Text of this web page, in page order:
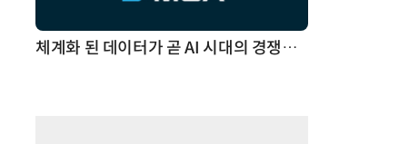
체계화 된 데이터가 곧 AI 시대의 경쟁력이다